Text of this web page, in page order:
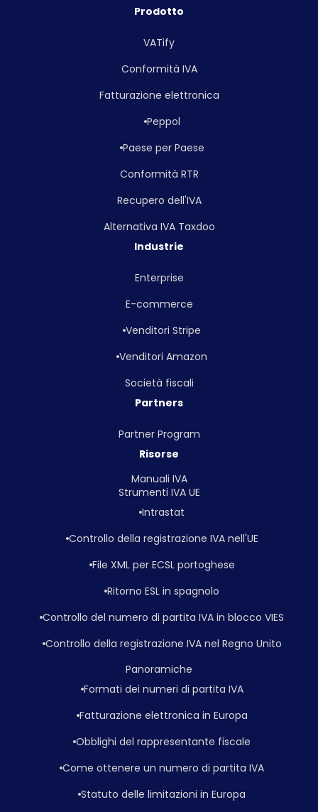
Prodotto
VATify
Conformità IVA
Fatturazione elettronica
Peppol
Paese per Paese
Conformità RTR
Recupero dell'IVA
Alternativa IVA Taxdoo
Industrie
Enterprise
E-commerce
Venditori Stripe
Venditori Amazon
Società fiscali
Partners
Partner Program
Risorse
Manuali IVA
Strumenti IVA UE
Intrastat
Controllo della registrazione IVA nell'UE
File XML per ECSL portoghese
Ritorno ESL in spagnolo
Controllo del numero di partita IVA in blocco VIES
Controllo della registrazione IVA nel Regno Unito
Panoramiche
Formati dei numeri di partita IVA
Fatturazione elettronica in Europa
Obblighi del rappresentante fiscale
Come ottenere un numero di partita IVA
Statuto delle limitazioni in Europa